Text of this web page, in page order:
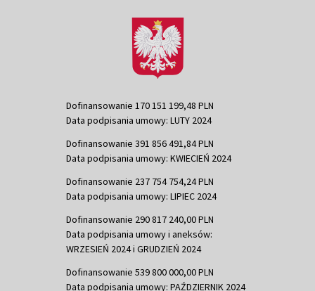
Dofinansowanie 170 151 199,48 PLN
Data podpisania umowy: LUTY 2024
Dofinansowanie 391 856 491,84 PLN
Data podpisania umowy: KWIECIEŃ 2024
Dofinansowanie 237 754 754,24 PLN
Data podpisania umowy: LIPIEC 2024
Dofinansowanie 290 817 240,00 PLN
Data podpisania umowy i aneksów:
WRZESIEŃ 2024 i GRUDZIEŃ 2024
Dofinansowanie 539 800 000,00 PLN
Data podpisania umowy: PAŹDZIERNIK 2024